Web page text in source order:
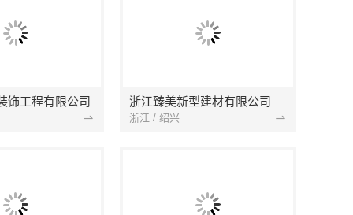
饰工程有限公司 浙江臻美新型建材有限公司
浙江 / 绍兴